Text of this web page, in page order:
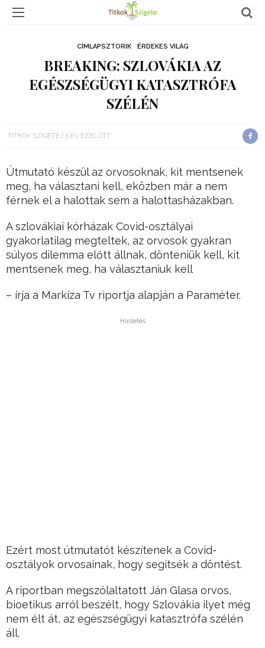
CÍMLAPSZTORIK ÉRDEKES VILÁG
BREAKING: SZLOVÁKIA AZ
EGÉSZSÉGÜGYI KATASZTRÓFA
SZÉLÉN
TITKOK SZIGETE 5 ÉV EZELŐTT
Útmutató készül az orvosoknak, kit mentsenek
meg, ha választani kell, eközben már a nem
férnek el a halottak sem a halottasházakban.
A szlovákiai kórházak Covid-osztályai
gyakorlatilag megteltek, az orvosok gyakran
súlyos dilemma előtt állnak, dönteniük kell, kit
mentsenek meg, ha választaniuk kell
– írja a Markíza Tv riportja alapján a Paraméter.
Hirdetés
Ezért most útmutatót készítenek a Covid-
osztályok orvosainak, hogy segítsék a döntést.
A riportban megszólaltatott Ján Glasa orvos,
bioetikus arról beszélt, hogy Szlovákia ilyet még
nem élt át, az egészségügyi katasztrófa szélén
áll.